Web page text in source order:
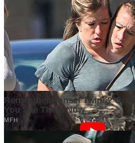
GrapadiNews
©2026 GrapadiNews. All rights reserved.